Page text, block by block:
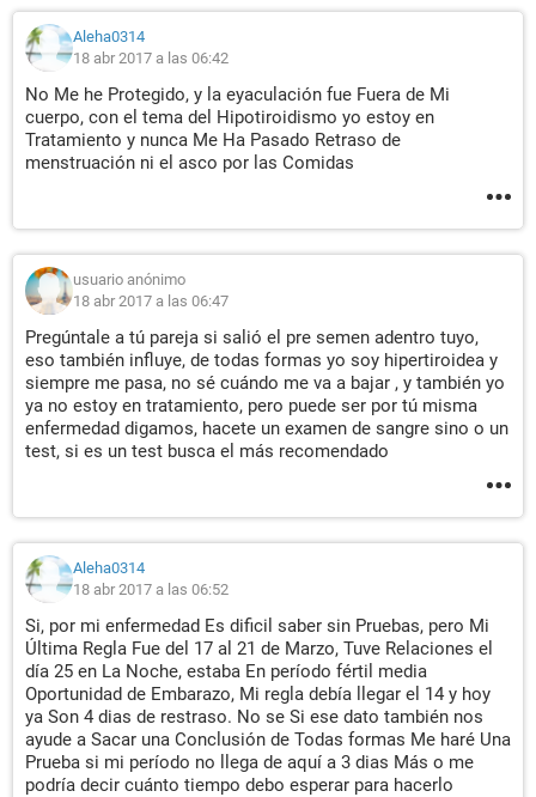
Aleha0314
18 abr 2017 a las 06:42
No Me he Protegido, y la eyaculación fue Fuera de Mi
cuerpo, con el tema del Hipotiroidismo yo estoy en
Tratamiento y nunca Me Ha Pasado Retraso de
menstruación ni el asco por las Comidas
usuario anónimo
18 abr 2017 a las 06:47
Pregúntale a tú pareja si salió el pre semen adentro tuyo,
eso también influye, de todas formas yo soy hipertiroidea y
siempre me pasa, no sé cuándo me va a bajar , y también yo
ya no estoy en tratamiento, pero puede ser por tú misma
enfermedad digamos, hacete un examen de sangre sino o un
test, si es un test busca el más recomendado
Aleha0314
18 abr 2017 a las 06:52
Si, por mi enfermedad Es dificil saber sin Pruebas, pero Mi
Última Regla Fue del 17 al 21 de Marzo, Tuve Relaciones el
día 25 en La Noche, estaba En período fértil media
Oportunidad de Embarazo, Mi regla debía llegar el 14 y hoy
ya Son 4 dias de restraso. No se Si ese dato también nos
ayude a Sacar una Conclusión de Todas formas Me haré Una
Prueba si mi período no llega de aquí a 3 dias Más o me
podría decir cuánto tiempo debo esperar para hacerlo